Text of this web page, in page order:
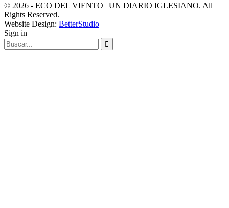
© 2026 - ECO DEL VIENTO | UN DIARIO IGLESIANO. All
Rights Reserved.
Website Design: BetterStudio
Sign in